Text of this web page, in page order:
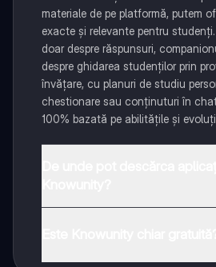
materiale de pe platformă, putem
exacte și relevante pentru
doar despre răspunsuri,
despre ghidarea studenților prin
învățare, cu planuri de studiu
chestionare sau conținuturi în
100% bazată pe abilitățile și